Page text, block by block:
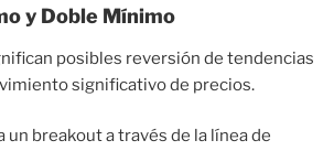
y Doble Mínimo
posibles reversión de tendencias
significativo de precios.
un breakout a través de la línea de